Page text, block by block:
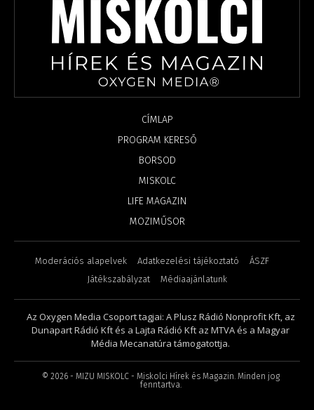
CÍMLAP
PROGRAM KERESŐ
BORSOD
MISKOLC
LIFE MAGAZIN
MOZIMŰSOR
Moderációs alapelvek Adatkezelési tájékoztató
ÁSZF
Játékszabályzat
Médiaajánlatunk
Az Oxygen Media Csoport tagjai: A Plusz Rádió Nonprofit Kft, az
Dunapart Rádió Kft és a Lajta Rádió Kft az MTVA és a Magyar
Média Mecanatúra támogatottja.
© 2026- MIZU MISKOLC - Miskolci Hírek és Magazin. Minden jog
fenntartva.